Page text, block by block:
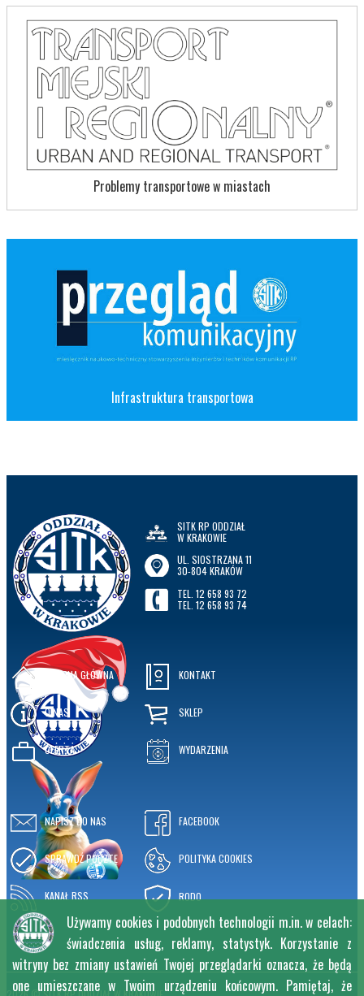
Problemy transportowe w miastach
Infrastruktura transportowa
SITK RP ODDZIAŁ
W KRAKOWIE
UL. SIOSTRZANA 11
30-804 KRAKÓW
TEL. 12 658 93 72
TEL. 12 658 93 74
STRONA GŁÓWNA
O NAS
OFERTA
KONTAKT
SKLEP
WYDARZENIA
NAPISZ DO NAS
SPRAWDŹ POCZTĘ
KANAŁ RSS
FACEBOOK
POLITYKA COOKIES
RODO
Używamy cookies i podobnych technologii m.in. w celach:
świadczenia usług, reklamy, statystyk. Korzystanie z
witryny bez zmiany ustawień Twojej przeglądarki oznacza, że będą
one umieszczane w Twoim urządzeniu końcowym. Pamiętaj, że